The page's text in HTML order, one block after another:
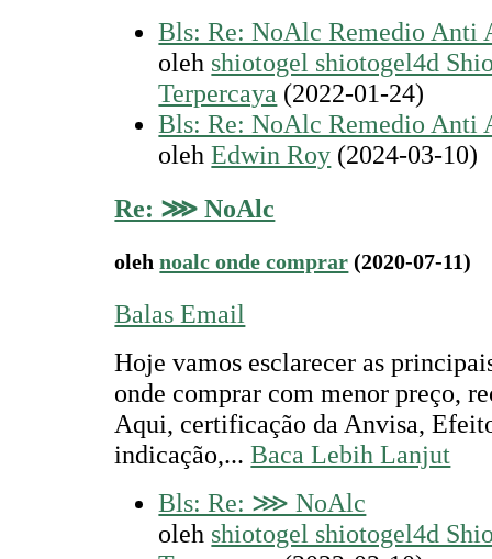
Bls: Re: NoAlc Remedio Anti
oleh shiotogel shiotogel4d
Terpercaya (2022-01-24)
Bls: Re: NoAlc Remedio Anti
olehEdwin Roy (2024-03-10)
Re: ⋙ NoAlc
olehnoalc onde comprar (2020-07-11)
Balas Email
Hoje vamos esclarecer as
onde comprar com menor preço,
Aqui, certificação da Anvisa,
indicação,...Baca Lebih Lanjut
Bls: Re: ⋙ NoAlc
oleh shiotogel shiotogel4d